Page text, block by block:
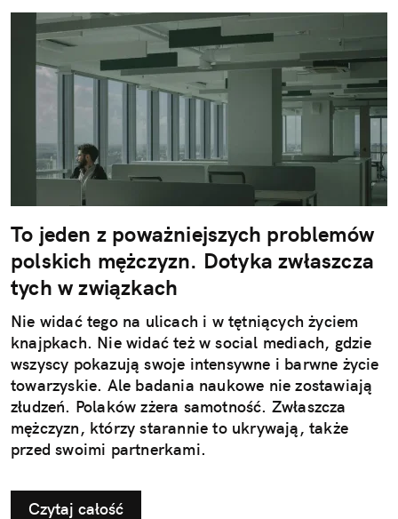
To jeden z poważniejszych problemów
polskich mężczyzn. Dotyka zwłaszcza
tych w związkach
Nie widać tego na ulicach i w tętniących życiem
knajpkach. Nie widać też w social mediach, gdzie
wszyscy pokazują swoje intensywne i barwne życie
towarzyskie. Ale badania naukowe nie zostawiają
złudzeń. Polaków zżera samotność. Zwłaszcza
mężczyzn, którzy starannie to ukrywają, także
przed swoimi partnerkami.
Czytaj całość